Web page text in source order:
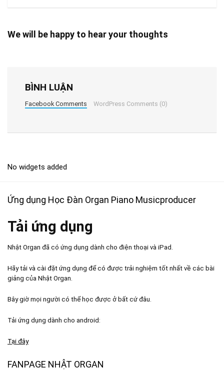
We will be happy to hear your thoughts
BÌNH LUẬN
Facebook Comments WordPress Comments (0)
No widgets added
Ứng dụng Học Đàn Organ Piano Musicproducer
Tải ứng dụng
Nhật Organ đã có ứng dụng dành cho điện thoại và iPad.
Hãy tải và cài đặt ứng dụng để có được trải nghiệm tốt nhất về các bài
giảng của Nhật Organ.
Bây giờ mọi người có thể học được ở bất cứ đâu.
Tải ứng dụng dành cho android:
Tại đây
FANPAGE NHẬT ORGAN